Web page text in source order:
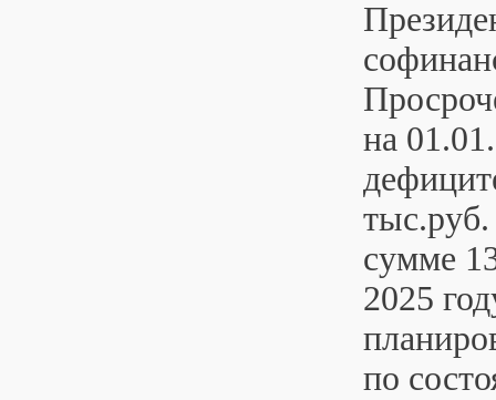
на
сумме
2025
по